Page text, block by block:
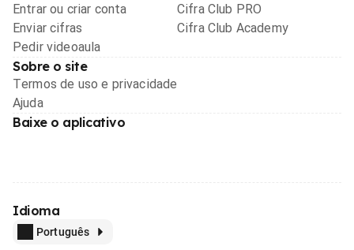
Entrar ou criar conta
Enviar cifras
Pedir videoaula
Cifra Club PRO
Cifra Club Academy
Sobre o site
Termos de uso e privacidade
Ajuda
Baixe o aplicativo
Idioma
Português